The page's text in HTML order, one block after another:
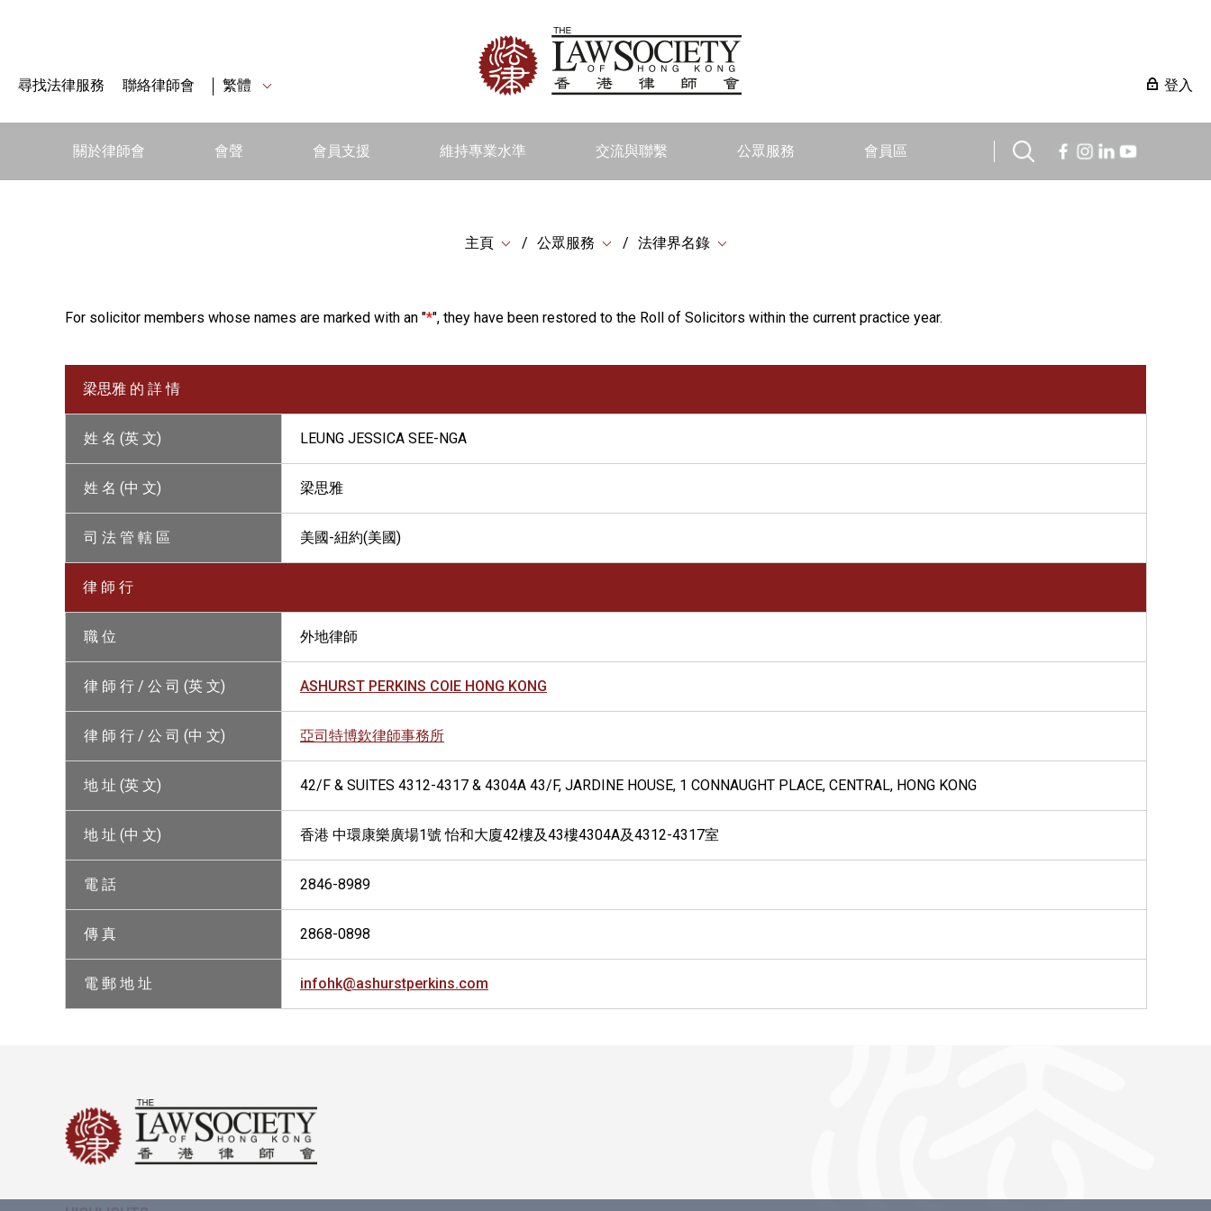
尋找法律服務 聯絡律師會 繁體 登入
關於律師會 會聲 會員支援 維持專業水準 交流與聯繫 公眾服務 會員區
主頁 公眾服務 法律界名錄
For solicitor members whose names are marked with an "*", they have been restored to the Roll of Solicitors within the current practice year.
梁思雅 的 詳 情
姓 名 (英 文) LEUNG JESSICA SEE-NGA
姓 名 (中 文) 梁思雅
司 法 管 轄 區 美國-紐約(美國)
律 師 行
職 位 外地律師
律 師 行 / 公 司 (英 文) ASHURST PERKINS COIE HONG KONG
律 師 行 / 公 司 (中 文) 亞司特博欽律師事務所
地 址 (英 文) 42/F & SUITES 4312-4317 & 4304A 43/F, JARDINE HOUSE, 1 CONNAUGHT PLACE, CENTRAL, HONG KONG
地 址 (中 文) 香港 中環康樂廣場1號 怡和大廈42樓及43樓4304A及4312-4317室
電 話 2846-8989
傳 真 2868-0898
電 郵 地 址 infohk@ashurstperkins.com